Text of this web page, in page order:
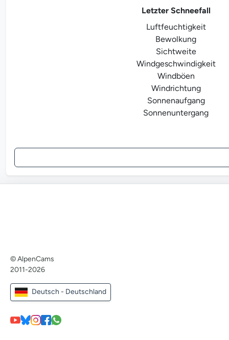
Letzter Schneefall
Luftfeuchtigkeit
Bewolkung
Sichtweite
Windgeschwindigkeit
Windböen
Windrichtung
Sonnenaufgang
Sonnenuntergang
© AlpenCams
2011-2026
Deutsch - Deutschland